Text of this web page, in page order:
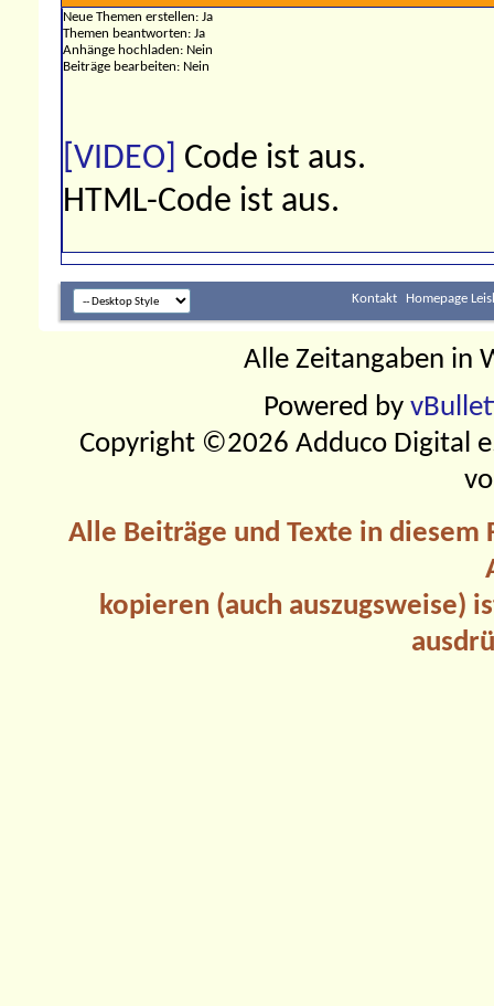
Neue Themen erstellen: Ja
Themen beantworten: Ja
Anhänge hochladen: Nein
Beiträge bearbeiten: Nein
[VIDEO] Code ist aus.
HTML-Code ist aus.
Kontakt Homepage
Alle Zeitangaben in
Powered by
Copyright ©2026 Adduco Digital
Alle Beiträge und Texte in
kopieren (auch auszugsweise)